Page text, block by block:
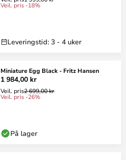
Veil. pris -18%
Leveringstid: 3 - 4 uker
Miniature Egg Black - Fritz Hansen
1 984,00 kr
Veil. pris2 699,00 kr
Veil. pris -26%
På lager